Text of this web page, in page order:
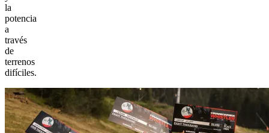
la
potencia
a
través
de
terrenos
difíciles.